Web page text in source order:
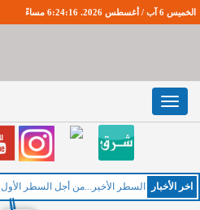
الخميس 6 آب / أغسطس 2026. 6:24:17 مساءً
Toggle
navigation
اخر اﻷخبار السطر الأخير...من أجل السطر الأول